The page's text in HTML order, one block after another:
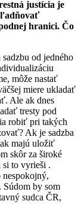
justícia je
hranici. Čo
od jedného
môže nastať
miere ukladať
Ale ak dnes
tresty pod
robiť pri takých
Ak je sadzba
majú uložiť
skôr za široké
si to vyrieši .
nespokojný,
Súdom by som
sudca ČR,